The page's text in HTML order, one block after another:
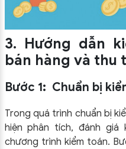
3. Hướng dẫn
bán hàng và thu
Bước 1: Chuẩn bị
Trong quá trình chuẩn bị
hiện phân tích, đánh
chương trình kiểm toán.